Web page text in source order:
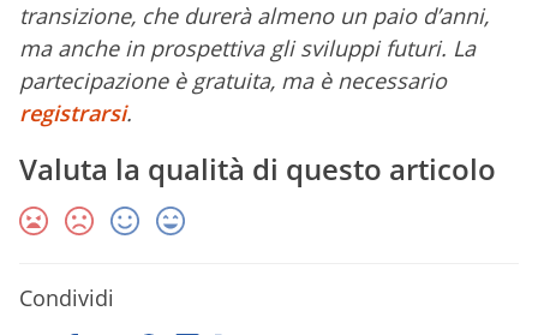
transizione, che durerà almeno un paio d’anni,
ma anche in prospettiva gli sviluppi futuri. La
partecipazione è gratuita, ma è necessario
registrarsi.
Valuta la qualità di questo articolo
Condividi